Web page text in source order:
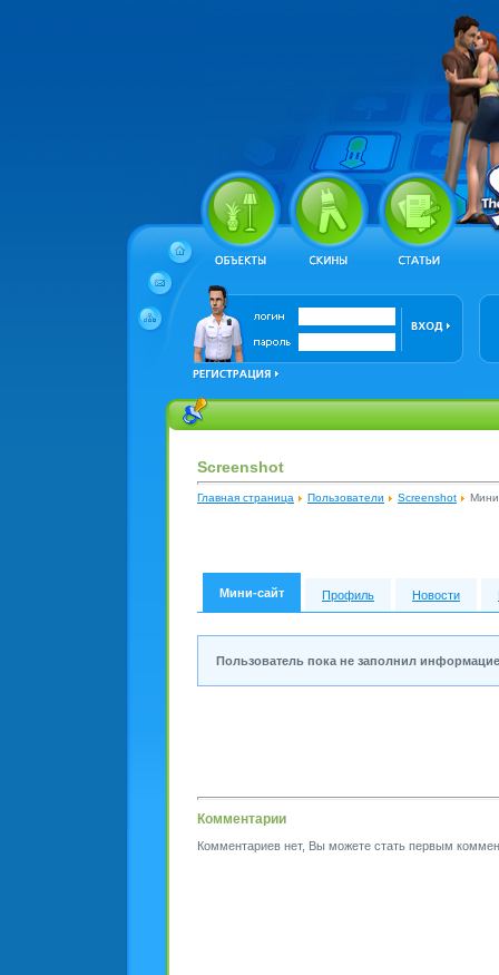
Screenshot
Главная страница Пользователи Screenshot
Мини-сайт Профиль Новости
Пользователь пока не заполнил
Комментарии
Комментариев нет, Вы можете стать первым